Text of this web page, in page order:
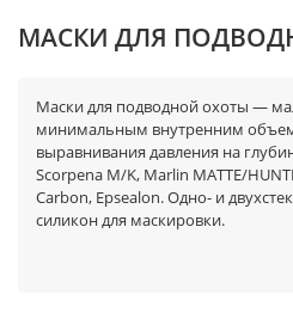
МАСКИ ДЛЯ
Маски для подводной охоты —
минимальным внутренним
выравнивания давления на
Scorpena M/K, Marlin MATTE/
Carbon, Epsealon. Одно- и
силикон для маскировки.